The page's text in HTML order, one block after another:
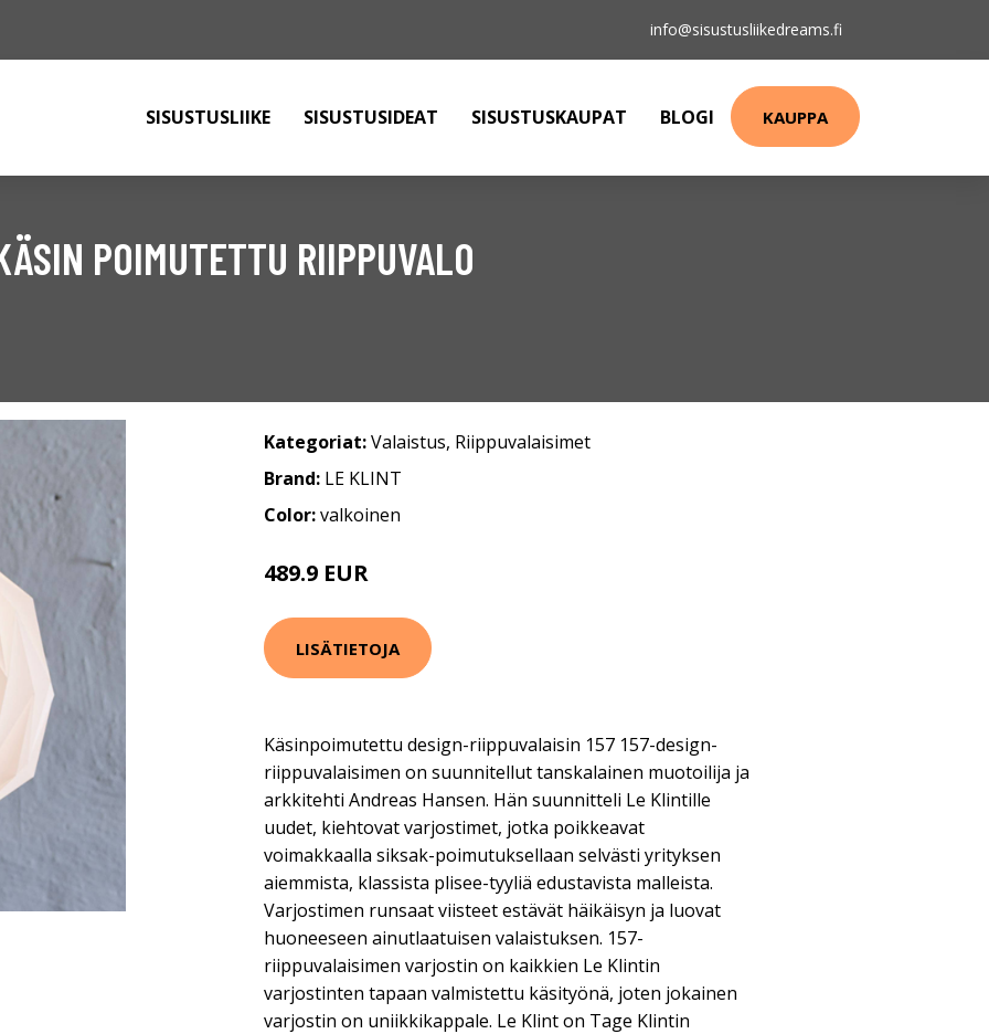
info@sisustusliikedreams.fi
SISUSTUSLIIKE SISUSTUSIDEAT SISUSTUSKAUPAT BLOGI KAUPPA
POIMUTETTU RIIPPUVALO
Kategoriat:Valaistus, Riippuvalaisimet
Brand: LE KLINT
Color:valkoinen
489.9 EUR
LISÄTIETOJA
Käsinpoimutettu design-riippuvalaisin 157 157-design-
riippuvalaisimen on suunnitellut tanskalainen muotoilija ja
arkkitehti Andreas Hansen. Hän suunnitteli Le Klintille
uudet, kiehtovat varjostimet, jotka poikkeavat
voimakkaalla siksak-poimutuksellaan selvästi yrityksen
aiemmista, klassista plisee-tyyliä edustavista malleista.
Varjostimen runsaat viisteet estävät häikäisyn ja luovat
huoneeseen ainutlaatuisen valaistuksen. 157-
riippuvalaisimen varjostin on kaikkien Le Klintin
varjostinten tapaan valmistettu käsityönä, joten jokainen
varjostin on uniikkikappale. Le Klint on Tage Klintin